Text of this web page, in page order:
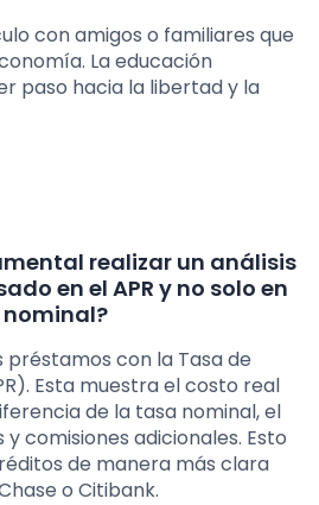
con amigos o familiares que
La educación
paso hacia la libertad y la
realizar un análisis
en el APR y no solo en
préstamos con la Tasa de
Esta muestra el costo real
de la tasa nominal, el
y comisiones adicionales. Esto
de manera más clara
o Citibank.